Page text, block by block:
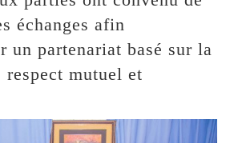
échanges afin
un partenariat basé sur la
mutuel et